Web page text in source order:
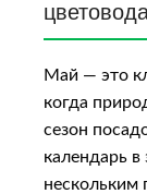
Май — это
когда
сезон
календарь
нескольким